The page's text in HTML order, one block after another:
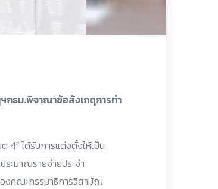
กธม.พิจาณาข้อสังเกตุการทำ
ได้รับการแต่งตั้งให้เป็น
ะมาณรายจ่ายประจำ
งคณะกรรมาธิการวิสามัญ